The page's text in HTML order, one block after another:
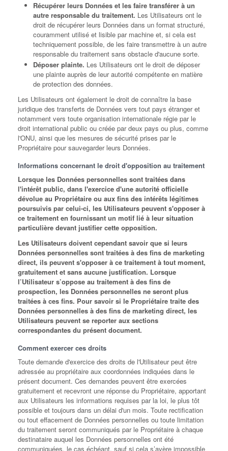
Récupérer leurs Données et les faire transférer à un
autre responsable du traitement. Les Utilisateurs ont le
droit de récupérer leurs Données dans un format structuré,
couramment utilisé et lisible par machine et, si cela est
techniquement possible, de les faire transmettre à un autre
responsable du traitement sans obstacle d'aucune sorte.
Déposer plainte. Les Utilisateurs ont le droit de déposer
une plainte auprès de leur autorité compétente en matière
de protection des données.
Les Utilisateurs ont également le droit de connaître la base
juridique des transferts de Données vers tout pays étranger et
notamment vers toute organisation internationale régie par le
droit international public ou créée par deux pays ou plus, comme
l'ONU, ainsi que les mesures de sécurité prises par le
Propriétaire pour sauvegarder leurs Données.
Informations concernant le droit d'opposition au traitement
Lorsque les Données personnelles sont traitées dans
l'intérêt public, dans l'exercice d'une autorité officielle
dévolue au Propriétaire ou aux fins des intérêts légitimes
poursuivis par celui-ci, les Utilisateurs peuvent s'opposer à
ce traitement en fournissant un motif lié à leur situation
particulière devant justifier cette opposition.
Les Utilisateurs doivent cependant savoir que si leurs
Données personnelles sont traitées à des fins de marketing
direct, ils peuvent s'opposer à ce traitement à tout moment,
gratuitement et sans aucune justification. Lorsque
l’Utilisateur s’oppose au traitement à des fins de
prospection, les Données personnelles ne seront plus
traitées à ces fins. Pour savoir si le Propriétaire traite des
Données personnelles à des fins de marketing direct, les
Utilisateurs peuvent se reporter aux sections
correspondantes du présent document.
Comment exercer ces droits
Toute demande d'exercice des droits de l'Utilisateur peut être
adressée au propriétaire aux coordonnées indiquées dans le
présent document. Ces demandes peuvent être exercées
gratuitement et recevront une réponse du Propriétaire, apportant
aux Utilisateurs les informations requises par la loi, le plus tôt
possible et toujours dans un délai d'un mois. Toute rectification
ou tout effacement de Données personnelles ou toute limitation
du traitement seront communiqués par le Propriétaire à chaque
destinataire auquel les Données personnelles ont été
communiquées, le cas échéant, sauf si cela s’avère impossible